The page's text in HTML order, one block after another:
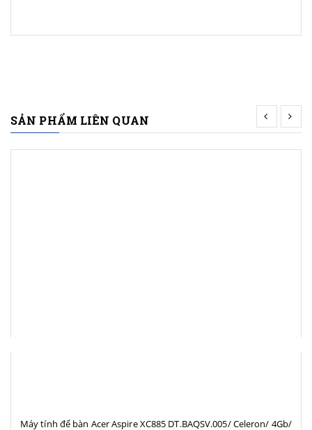
SẢN PHẨM LIÊN QUAN
Máy tính để bàn Acer Aspire XC885 DT.BAQSV.005/ Celeron/ 4Gb/